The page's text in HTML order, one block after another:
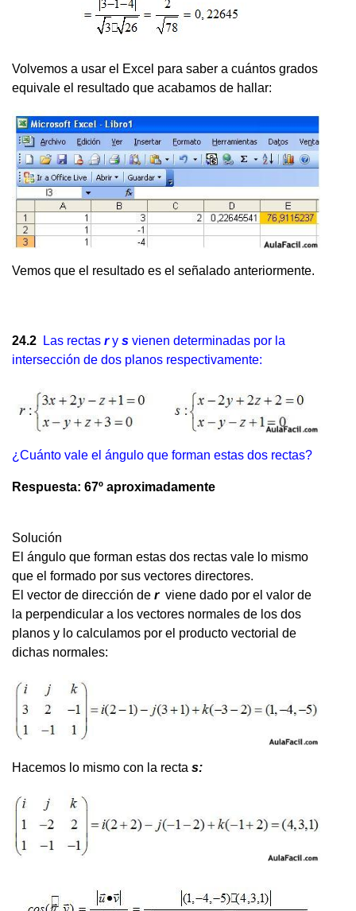
Volvemos a usar el Excel para saber a cuántos grados
equivale el resultado que acabamos de hallar:
Vemos que el resultado es el señalado anteriormente.
24.2 Las rectas ry s vienen determinadas por la
intersección de dos planos respectivamente:
¿Cuánto vale el ángulo que forman estas dos rectas?
Respuesta: 67º aproximadamente
Solución
El ángulo que forman estas dos rectas vale lo mismo
que el formado por sus vectores directores.
El vector de dirección de rviene dado por el valor de
la perpendicular a los vectores normales de los dos
planos y lo calculamos por el producto vectorial de
dichas normales:
Hacemos lo mismo con la recta s: